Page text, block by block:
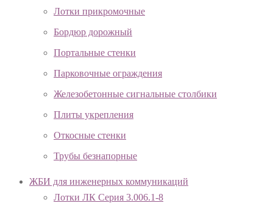
Лотки прикромочные
Бордюр дорожный
Портальные стенки
Парковочные ограждения
Железобетонные сигнальные столбики
Плиты укрепления
Откосные стенки
Трубы безнапорные
ЖБИ для инженерных коммуникаций
Лотки ЛК Серия 3.006.1-8